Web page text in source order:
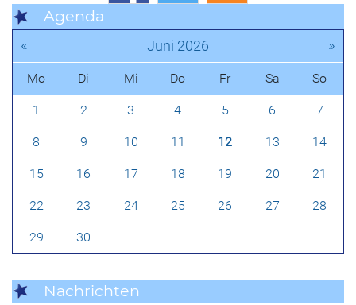
Agenda
« Juni 2026 »
Mo Di Mi Do Fr Sa So
1 2 3 4 5 6 7
8 9 10 11 12 13 14
15 16 17 18 19 20 21
22 23 24 25 26 27 28
29 30
Nachrichten